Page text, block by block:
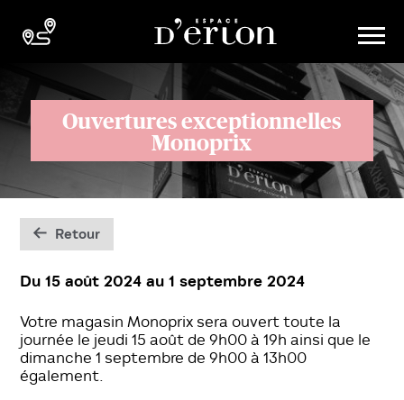
Ouvertures exceptionnelles
Monoprix
Retour
Du 15 août 2024 au1 septembre 2024
Votre magasin Monoprix sera ouvert toute la
journée le jeudi 15 août de 9h00 à 19h ainsi que le
dimanche 1 septembre de 9h00 à 13h00
également.